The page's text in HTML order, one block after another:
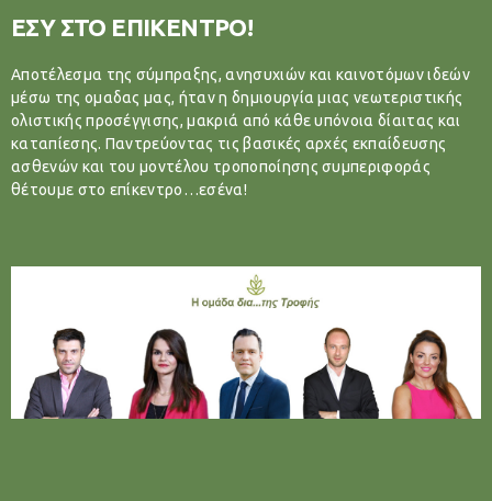
ΕΣΥ ΣΤΟ ΕΠΙΚΕΝΤΡΟ!
Αποτέλεσμα της σύμπραξης, ανησυχιών και καινοτόμων ιδεών
μέσω της ομαδας μας, ήταν η δημιουργία μιας νεωτεριστικής
ολιστικής προσέγγισης, μακριά από κάθε υπόνοια δίαιτας και
καταπίεσης. Παντρεύοντας τις βασικές αρχές εκπαίδευσης
ασθενών και του μοντέλου τροποποίησης συμπεριφοράς
θέτουμε στο επίκεντρο…εσένα!